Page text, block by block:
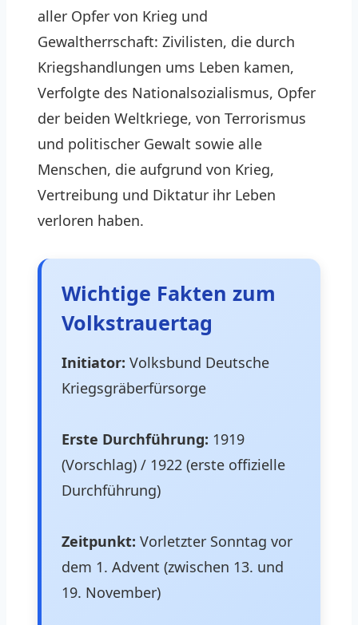
aller Opfer von Krieg und
Gewaltherrschaft: Zivilisten, die durch
Kriegshandlungen ums Leben kamen,
Verfolgte des Nationalsozialismus, Opfer
der beiden Weltkriege, von Terrorismus
und politischer Gewalt sowie alle
Menschen, die aufgrund von Krieg,
Vertreibung und Diktatur ihr Leben
verloren haben.
Wichtige Fakten zum
Volkstrauertag
Initiator: Volksbund Deutsche
Kriegsgräberfürsorge
Erste Durchführung: 1919
(Vorschlag) / 1922 (erste offizielle
Durchführung)
Zeitpunkt: Vorletzter Sonntag vor
dem 1. Advent (zwischen 13. und
19. November)